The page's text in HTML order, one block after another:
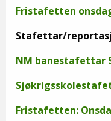
Fristafetten
Stafettar/
NM banestafettar
Fristafetten: